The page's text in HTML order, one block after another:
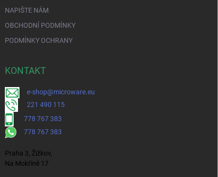
NAPIŠTE NÁM
OBCHODNÍ PODMÍNKY
PODMÍNKY OCHRANY
KONTAKT
e-shop@microware.eu
221 490 115
778 767 383
778 767 383
Praha 3, Žižkov,
Na Mokřině 17